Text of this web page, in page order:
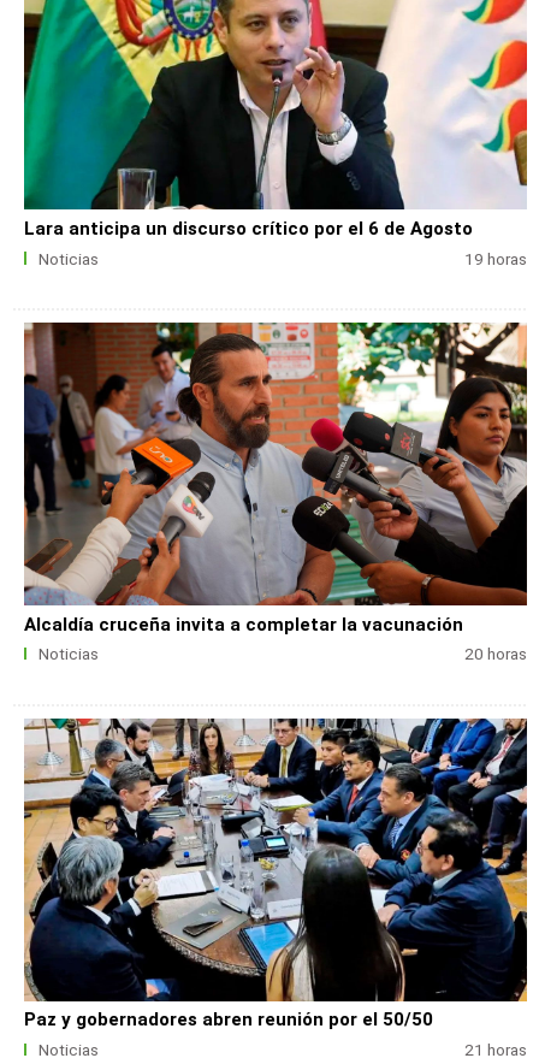
Lara anticipa un discurso crítico por el 6 de Agosto
Noticias 19 horas
Alcaldía cruceña invita a completar la vacunación
Noticias 20 horas
Paz y gobernadores abren reunión por el 50/50
Noticias 21 horas